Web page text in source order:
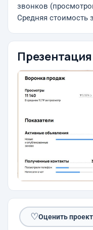
звонков
Средняя стоимость
♡Оценить проект